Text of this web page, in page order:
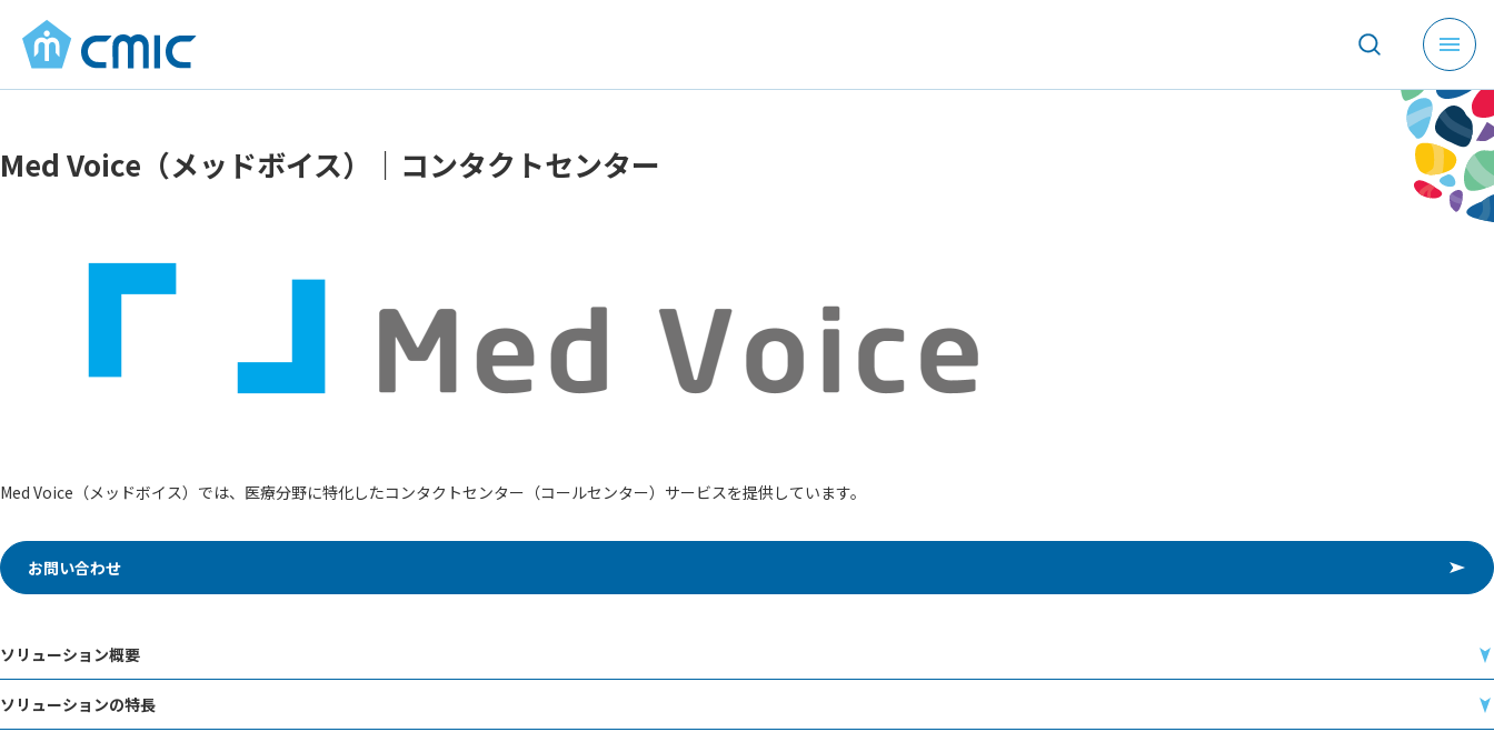
メ
ニ
ュ
ー
を
開
く
Med Voice（メッドボイス）｜コンタクトセンター
Med Voice（メッドボイス）では、医療分野に特化したコンタクトセンター（コールセンター）サービスを提供しています。
お問い合わせ
ソリューション概要
ソリューションの特長